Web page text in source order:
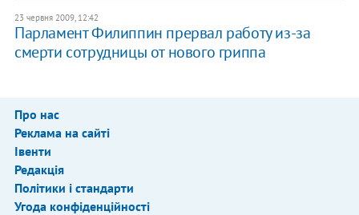
23 червня 2009, 12:42
Парламент Филиппин прервал работу из-за
смерти сотрудницы от нового гриппа
Про нас
Реклама на сайті
Івенти
Редакція
Політики і стандарти
Угода конфіденційності